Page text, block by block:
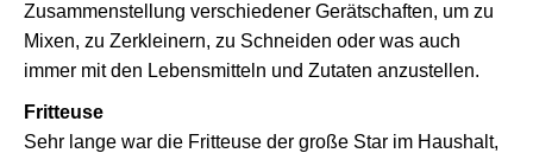
Zusammenstellung verschiedener Gerätschaften, um zu
Mixen, zu Zerkleinern, zu Schneiden oder was auch
immer mit den Lebensmitteln und Zutaten anzustellen.
Fritteuse
Sehr lange war die Fritteuse der große Star im Haushalt,